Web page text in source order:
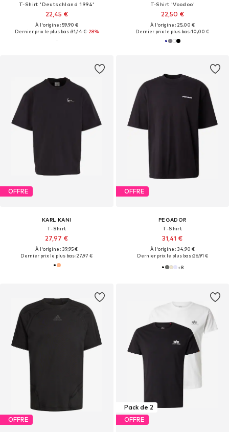
T-Shirt 'Deutschland 1994'
22,45 €
À l'origine : 59,90 €
Dernier prix le plus bas :31,14 €-28%
T-Shirt 'Voodoo'
22,50 €
À l'origine : 25,00 €
Dernier prix le plus bas :10,00 €
OFFRE
KARL KANI
T-Shirt
27,97 €
À l'origine : 39,95 €
Dernier prix le plus bas :27,97 €
OFFRE
PEGADOR
T-Shirt
31,41 €
À l'origine : 34,90 €
Dernier prix le plus bas :26,91 €
+8
OFFRE
Pack de 2
OFFRE